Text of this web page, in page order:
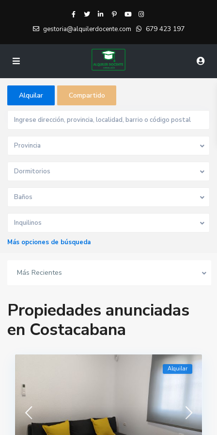
gestoria@alquilerdocente.com 679 423 197
Alquilar Compartido
Provincia
Dormitorios
Baños
Inquilinos
Más opciones de búsqueda
Más Recientes
Propiedades anunciadas
en Costacabana
Alquilar